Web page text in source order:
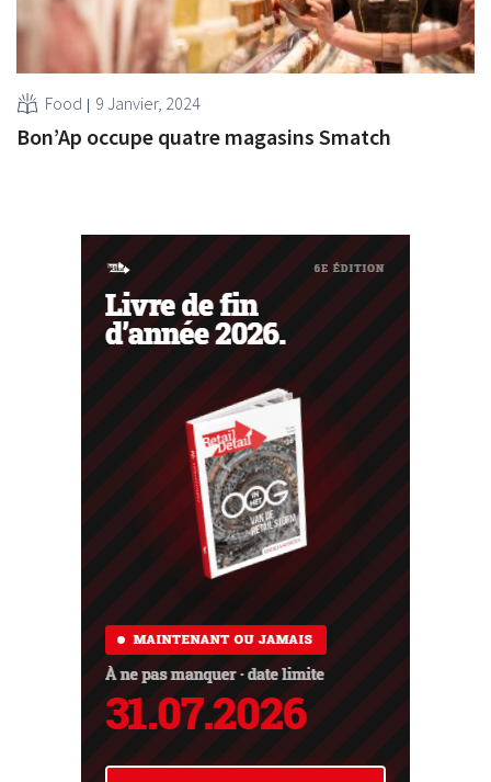
Food 9 Janvier, 2024
Bon’Ap occupe quatre magasins Smatch